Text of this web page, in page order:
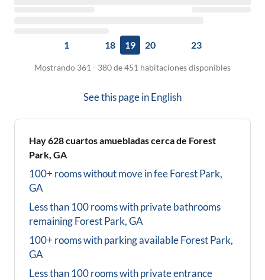
1 18 19 20 23
Mostrando 361 - 380 de 451 habitaciones disponibles
See this page inEnglish
Hay628cuartos amuebladas cerca de Forest
Park, GA
100+ rooms without move in feeForest Park,
GA
Less than 100 rooms with private bathrooms
remainingForest Park, GA
100+ rooms with parking availableForest Park,
GA
Less than 100 rooms with private entrance